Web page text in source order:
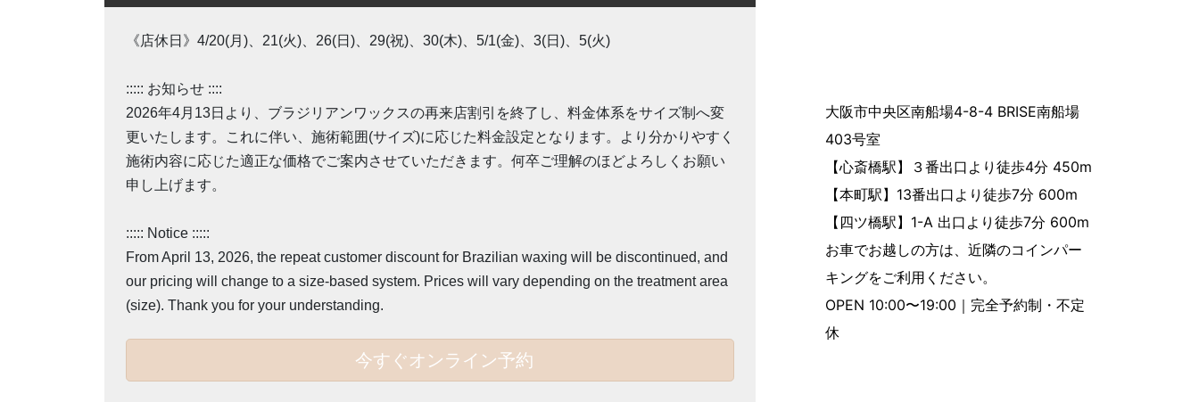
《店休日》4/20(月)、21(火)、26(日)、29(祝)、30(木)、5/1(金)、3(日)、5(火)
::::: お知らせ ::::
2026年4月13日より、ブラジリアンワックスの再来店割引を終了し、料金体系をサイズ制へ変
更いたします。これに伴い、施術範囲(サイズ)に応じた料金設定となります。より分かりやすく
施術内容に応じた適正な価格でご案内させていただきます。何卒ご理解のほどよろしくお願い
申し上げます。
::::: Notice :::::
From April 13, 2026, the repeat customer discount for Brazilian waxing will be discontinued, and
our pricing will change to a size-based system. Prices will vary depending on the treatment area
(size). Thank you for your understanding.
今すぐオンライン予約
大阪市中央区南船場4-8-4 BRISE南船場
403号室
【心斎橋駅】３番出口より徒歩4分 450m
【本町駅】13番出口より徒歩7分 600m
【四ツ橋駅】1-A 出口より徒歩7分 600m
お車でお越しの方は、近隣のコインパー
キングをご利用ください。
OPEN 10:00〜19:00｜完全予約制・不定
休